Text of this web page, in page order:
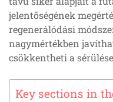
jelentőségének
regenerálódási
nagymértékben
csökkentheti a
Key sections in